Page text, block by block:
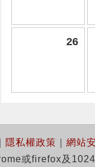
26
隱私權政策 網站
或firefox及